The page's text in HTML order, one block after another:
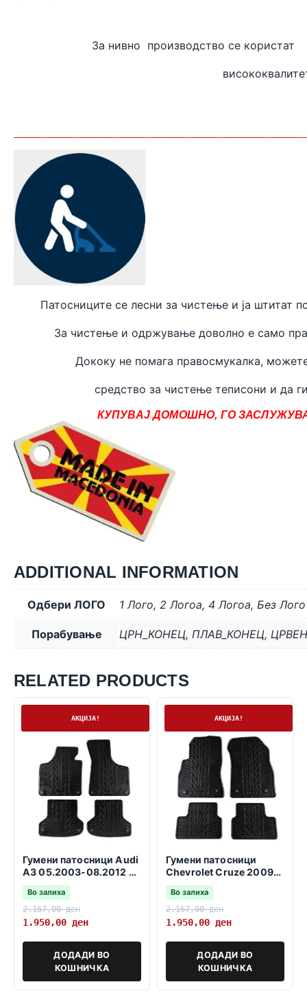
За нивно
Патосниците се лесни за чистење и ја штитат
За чистење и одржување доволно е само
Дококу не помага правосмукалка,
средство за чистење теписони и да
КУПУВАЈ ДОМОШНО, ГО
ADDITIONAL INFORMATION
Одбери ЛОГО 1 Лого, 2 Логоa, 4 Логоa, Без Лого
Порабување ЦРН_КОНЕЦ, ПЛАВ_КОНЕЦ,
RELATED PRODUCTS
АКЦИЈА!
Гумени патосници Audi
A3 05.2003-08.2012 3
и 5 врати SB
Во залиха
2.167,00ден
1.950,00 ден
ДОДАДИ ВО
КОШНИЧКА
АКЦИЈА!
Гумени патосници
Chevrolet Cruze 2009-
2016
Во залиха
2.167,00ден
1.950,00 ден
ДОДАДИ ВО
КОШНИЧКА